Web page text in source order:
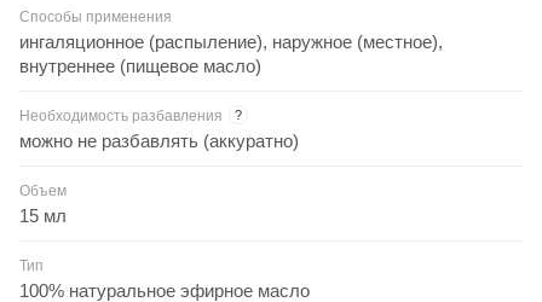
Способы применения
ингаляционное (распыление), наружное (местное),
внутреннее (пищевое масло)
Необходимость разбавления ?
можно не разбавлять (аккуратно)
Объем
15 мл
Тип
100% натуральное эфирное масло